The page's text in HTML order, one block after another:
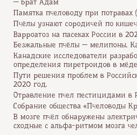
— брат Адам
Памятка пчеловоду при потравах
Пчёлы узнают сородичей по
Варроатоз на пасеках России в
Безжальные пчёлы — мелипоны.
Канадские исследователи
определения пиретроидов в мёде
Пути решения проблем в
2020 год.
Отравление пчел пестицидами в
Собрание общества «Пчеловоды
В мозге пчёл обнаружены
сходные с альфа-ритмом мозга